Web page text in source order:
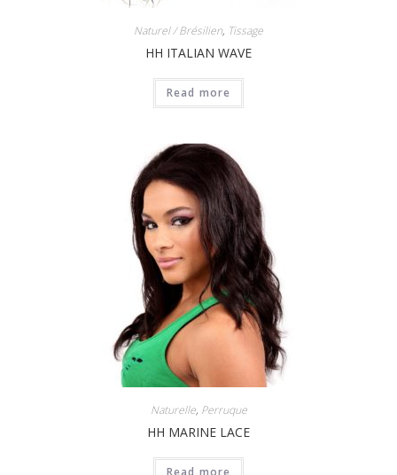
Naturel / Brésilien, Tissage
HH ITALIAN WAVE
Read more
Naturelle, Perruque
HH MARINE LACE
Read more